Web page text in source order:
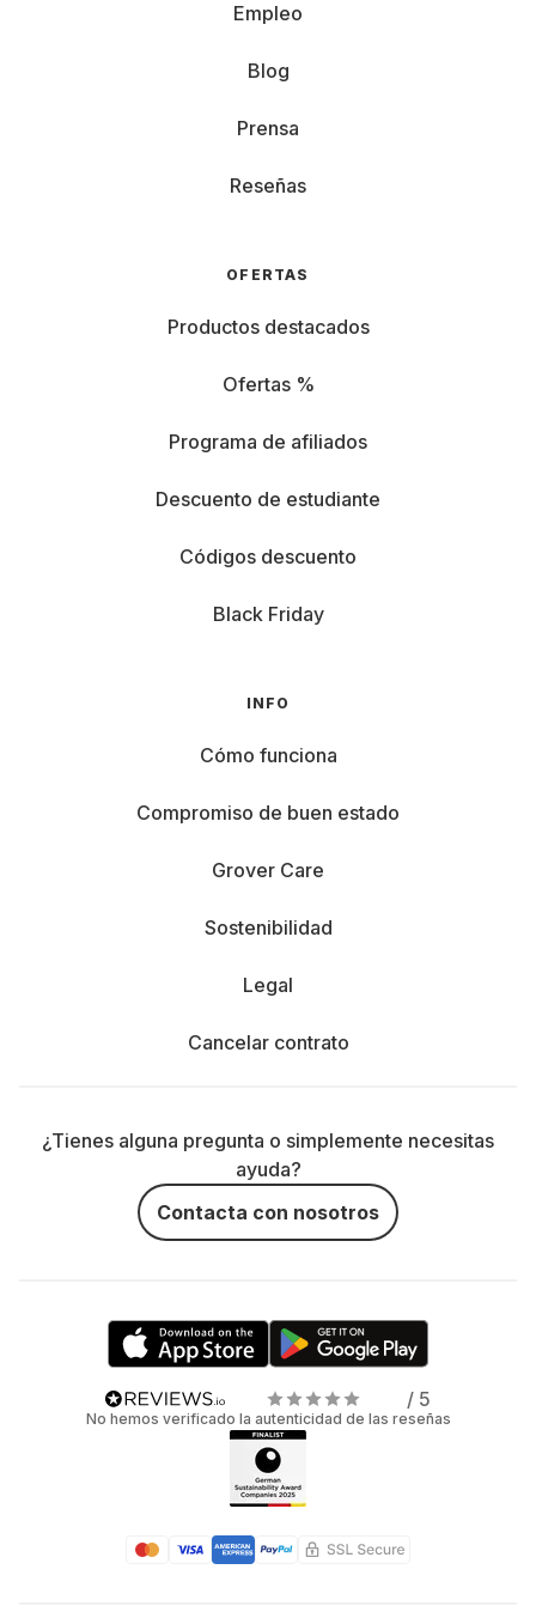
Empleo
Blog
Prensa
Reseñas
OFERTAS
Productos destacados
Ofertas %
Programa de afiliados
Descuento de estudiante
Códigos descuento
Black Friday
INFO
Cómo funciona
Compromiso de buen estado
Grover Care
Sostenibilidad
Legal
Cancelar contrato
¿Tienes alguna pregunta o simplemente necesitas
ayuda?
Contacta con nosotros
/ 5
No hemos verificado la autenticidad de las reseñas